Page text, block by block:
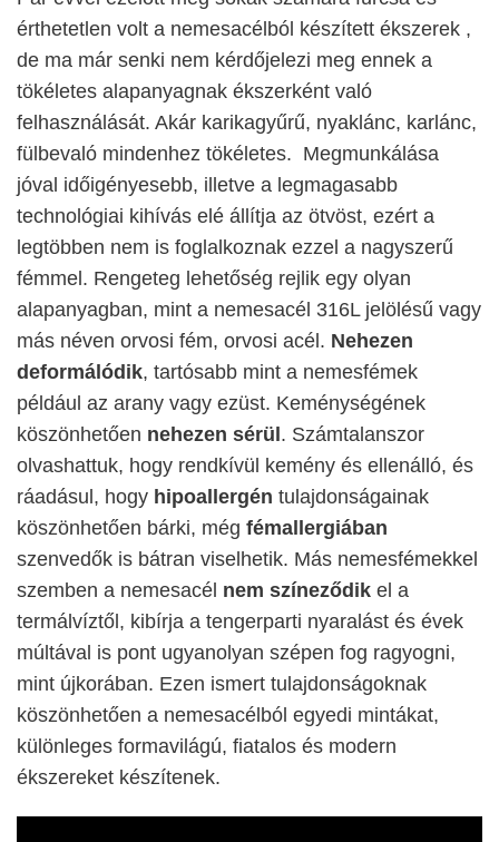
érthetetlen volt a nemesacélból készített ékszerek ,
de ma már senki nem kérdőjelezi meg ennek a
tökéletes alapanyagnak ékszerként való
felhasználását. Akár karikagyűrű, nyaklánc, karlánc,
fülbevaló mindenhez tökéletes. Megmunkálása
jóval időigényesebb, illetve a legmagasabb
technológiai kihívás elé állítja az ötvöst, ezért a
legtöbben nem is foglalkoznak ezzel a nagyszerű
fémmel. Rengeteg lehetőség rejlik egy olyan
alapanyagban, mint a nemesacél 316L jelölésű vagy
más néven orvosi fém, orvosi acél. Nehezen
deformálódik, tartósabb mint a nemesfémek
például az arany vagy ezüst. Keménységének
köszönhetően nehezen sérül. Számtalanszor
olvashattuk, hogy rendkívül kemény és ellenálló, és
ráadásul, hogy hipoallergén tulajdonságainak
köszönhetően bárki, még fémallergiában
szenvedők is bátran viselhetik. Más nemesfémekkel
szemben a nemesacél nem színeződik el a
termálvíztől, kibírja a tengerparti nyaralást és évek
múltával is pont ugyanolyan szépen fog ragyogni,
mint újkorában. Ezen ismert tulajdonságoknak
köszönhetően a nemesacélból egyedi mintákat,
különleges formavilágú, fiatalos és modern
ékszereket készítenek.